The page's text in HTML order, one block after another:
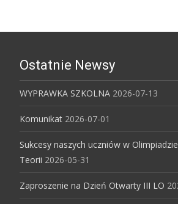
Ostatnie Newsy
WYPRAWKA SZKOLNA 2026-07-13
Komunikat 2026-07-01
Sukcesy naszych uczniów w
Teorii 2026-05-31
Zaproszenie na Dzień Otwarty III LO